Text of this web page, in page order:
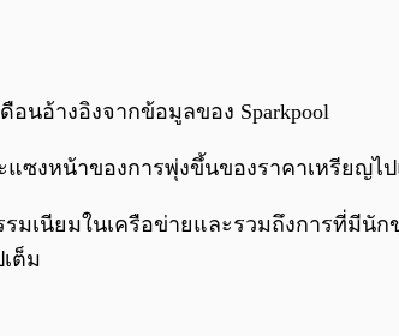
อนอ้างอิงจากข้อมูลของ Sparkpool
งหน้าของการพุ่งขึ้นของราคาเหรียญไ
เนียมในเครือข่ายและรวมถึงการที่มีนั
ต็ม